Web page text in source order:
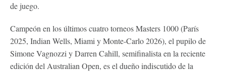
de juego.
Campeón en los últimos cuatro torneos Masters 1000 (París
2025, Indian Wells, Miami y Monte-Carlo 2026), el pupilo de
Simone Vagnozzi y Darren Cahill, semifinalista en la reciente
edición del Australian Open, es el dueño indiscutido de la